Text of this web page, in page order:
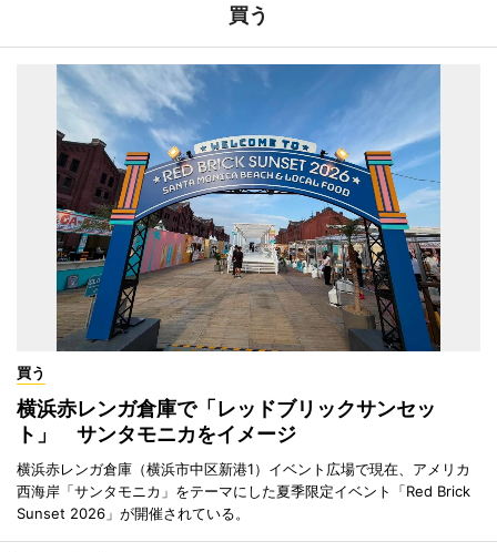
買う
買う
横浜赤レンガ倉庫で「レッドブリックサンセッ
ト」 サンタモニカをイメージ
横浜赤レンガ倉庫（横浜市中区新港1）イベント広場で現在、アメリカ
西海岸「サンタモニカ」をテーマにした夏季限定イベント「Red Brick
Sunset 2026」が開催されている。